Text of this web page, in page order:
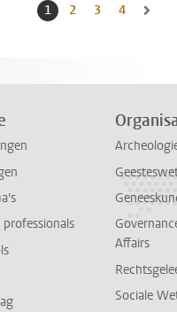
Huidige pagina, pagina
1 Naar pagina
2 Naar pagina
3 Naar
4
Affairs
Sociale